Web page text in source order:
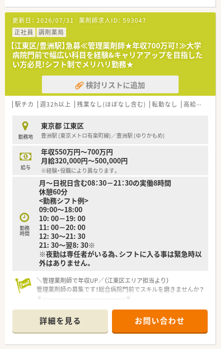
≪こんな薬局です≫
■内科をメインに応需しています
■潮見駅より徒歩すぐの為、ストレスなく通勤できます
■残業もほぼなく、ライフワークバランスを保ちながら長期的に
勤務できる環境です♪
更新日： 2026/07/31 薬剤師求人ID： 593047
正社員
調剤薬局
【江東区/豊洲駅】急募≪管理薬剤師★年収700万可！≫大学
病院門前で幅広い科目を経験&キャリアアップを目指した
い方必見!シフト制でメリハリ勤務★
検討リストに追加
駅チカ 週32h以上 残業なし(ほぼなし含む) 転勤なし 高給与(600万円以上)
勤務地
東京都 江東区
豊洲駅 (東京メトロ有楽町線)／豊洲駅 (ゆりかもめ)
給与
年収550万円～700万円
月給320,000円～500,000円
※経験・役職により異なります。
勤務
時間
月～日祝日含む08：30－21：30の実働8時間
休憩60分
<勤務シフト例>
09:00～18:00
10: 00－19: 00
11: 00－20: 00
12: 30～21: 30
21: 30～翌8: 30※
※夜勤は専任者がいる為、シフトに入る事は緊急時以
外はありません。
＼管理薬剤師で年収UP／（江東区エリア担当より）
管理薬剤師の募集です！総合病院門前でスキルを磨きませんか？
＊------------------------------------------＊
【店舗情報と応需状況について】
■豊洲駅から徒歩5分の好立地であり総合科目や小児科を中心に
平日200枚から250枚の処方箋を応需しております。。
■最新の全自動ピッキング機や全自動分包機など多様な調剤機
詳細を見る お問い合わせ